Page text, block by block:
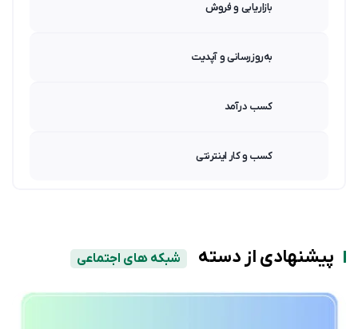
بازاریابی و فروش
به‌روزرسانی و آپدیت
کسب درآمد
کسب و کار اینترنتی
پیشنهادی از دسته شبکه های اجتماعی